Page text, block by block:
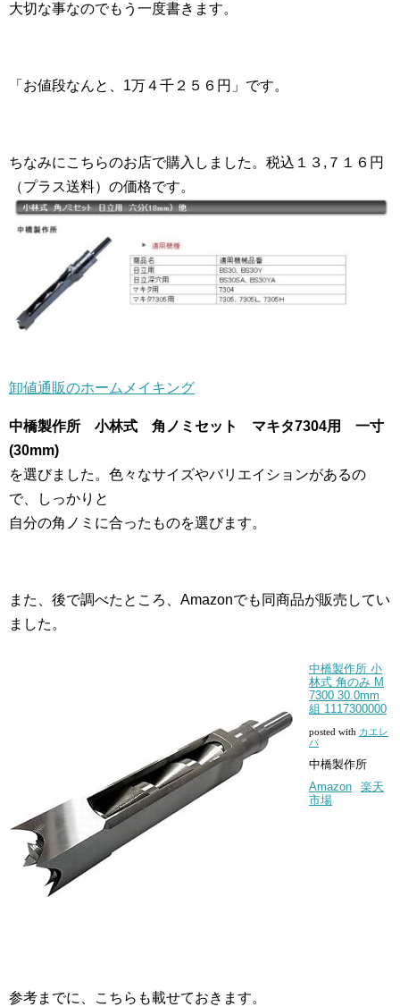
大切な事なのでもう一度書きます。
「お値段なんと、1万４千２５６円」です。
ちなみにこちらのお店で購入しました。税込１３,７１６円
（プラス送料）の価格です。
卸値通販のホームメイキング
中橋製作所 小林式 角ノミセット マキタ7304用 一寸
(30mm)
を選びました。色々なサイズやバリエイションがあるの
で、しっかりと
自分の角ノミに合ったものを選びます。
また、後で調べたところ、Amazonでも同商品が販売してい
ました。
中橋製作所 小
林式 角のみ M
7300 30.0mm
組 1117300000
posted with カエレ
バ
中橋製作所
Amazon
楽天
市場
参考までに、こちらも載せておきます。